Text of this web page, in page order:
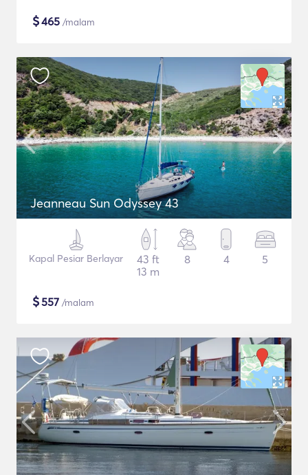
$465 /malam
Jeanneau Sun Odyssey 43
Kapal Pesiar Berlayar
43 ft
13 m
8 4 5
$557 /malam